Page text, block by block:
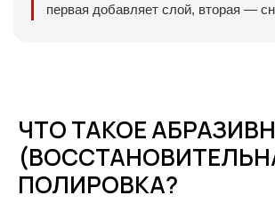
первая добавляет слой, вторая —
ЧТО ТАКОЕ
ПОЛИРОВКА?